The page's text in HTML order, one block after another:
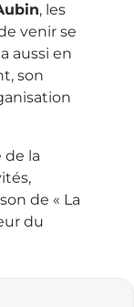
, les
venir se
aussi en
son
de la
de « La
du